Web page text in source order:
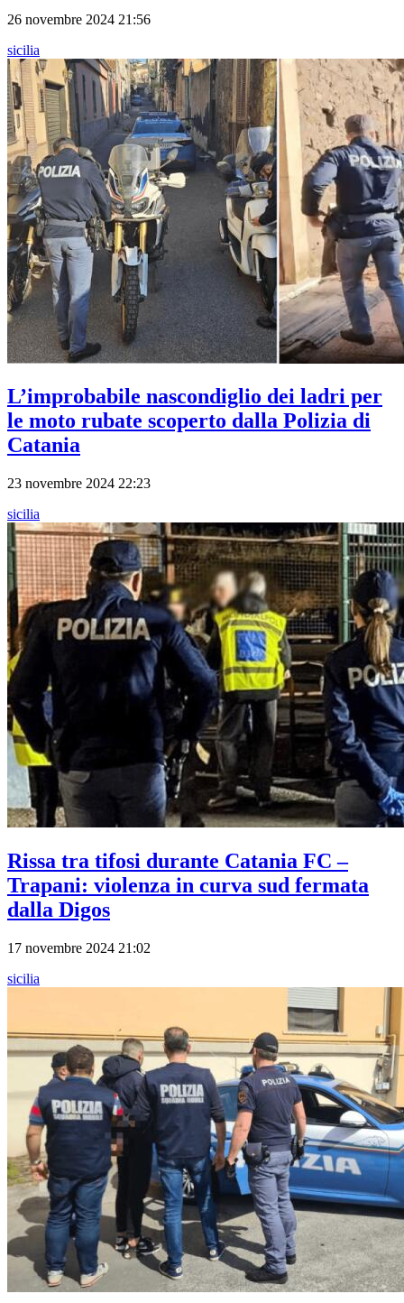
26 novembre 2024 21:56
sicilia
L’improbabile nascondiglio dei ladri per
le moto rubate scoperto dalla Polizia di
Catania
23 novembre 2024 22:23
sicilia
Rissa tra tifosi durante Catania FC –
Trapani: violenza in curva sud fermata
dalla Digos
17 novembre 2024 21:02
sicilia